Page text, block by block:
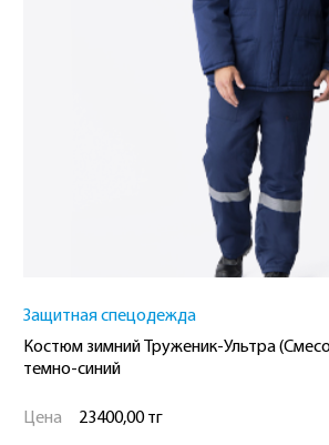
Защитная спецодежда
Костюм зимний Труженик-Ультра
темно-синий
Цена 23400,00 тг